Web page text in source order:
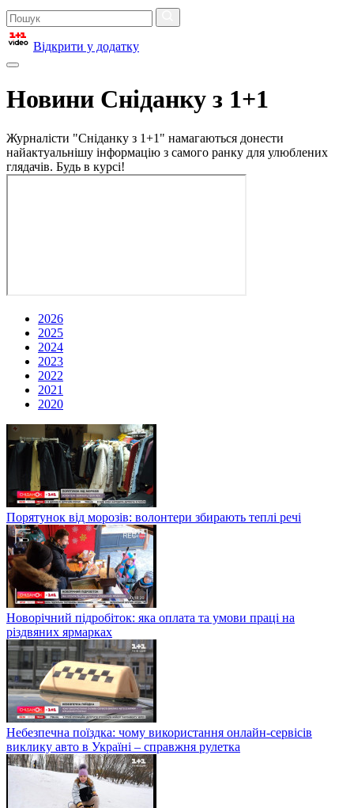
Відкрити у додатку
Новини Сніданку з 1+1
Журналісти "Сніданку з 1+1" намагаються донести
найактуальнішу інформацію з самого ранку для улюблених
глядачів. Будь в курсі!
2026
2025
2024
2023
2022
2021
2020
Порятунок від морозів: волонтери збирають теплі речі
Новорічний підробіток: яка оплата та умови праці на
різдвяних ярмарках
Небезпечна поїздка: чому використання онлайн-сервісів
виклику авто в Україні – справжня рулетка